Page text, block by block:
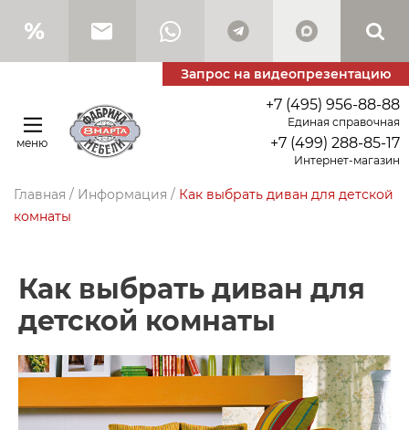
Запрос на видеопрезентацию
меню
+7 (495) 956-88-88
Единая справочная
+7 (499) 288-85-17
Интернет-магазин
Главная / Информация / Как выбрать диван для детской
комнаты
Как выбрать диван для
детской комнаты